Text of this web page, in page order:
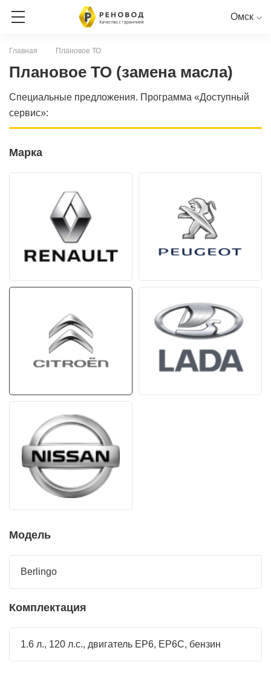
Омск
Главная Плановое ТО
Плановое ТО (замена масла)
Специальные предложения. Программа «Доступный
сервис»:
Марка
Модель
Berlingo
Комплектация
1.6 л., 120 л.с., двигатель EP6, EP6C, бензин
СЕРВИСНАЯ КНИГА ОНЛАЙН
RENAULT PEUGEOT CITROEN LADA NISSAN